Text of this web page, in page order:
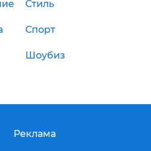
Стиль
Спорт
Шоубиз
Реклама